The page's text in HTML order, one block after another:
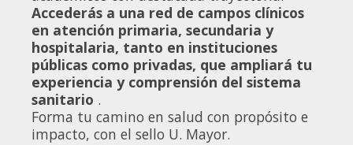
Accederás a una red de campos clínicos
en atención primaria, secundaria y
hospitalaria, tanto en instituciones
públicas como privadas, que ampliará tu
experiencia y comprensión del sistema
sanitario .
Forma tu camino en salud con propósito e
impacto, con el sello U. Mayor.